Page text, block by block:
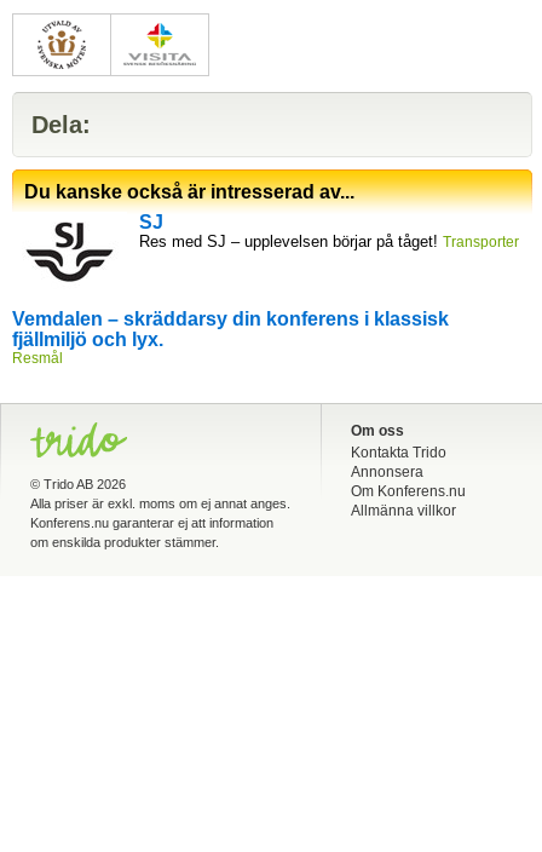
Dela:
Du kanske också är intresserad av...
SJ
Res med SJ – upplevelsen börjar på tåget! Transporter
Vemdalen – skräddarsy din konferens i klassisk
fjällmiljö och lyx.
Resmål
© Trido AB 2026
Alla priser är exkl. moms om ej annat anges.
Konferens.nu garanterar ej att information
om enskilda produkter stämmer.
Om oss
Kontakta Trido
Annonsera
Om Konferens.nu
Allmänna villkor